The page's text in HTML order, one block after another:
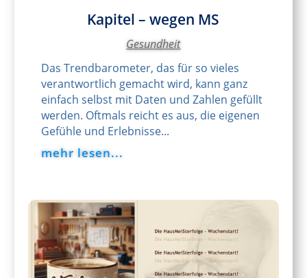
Kapitel – wegen MS
Gesundheit
Das Trendbarometer, das für so vieles
verantwortlich gemacht wird, kann ganz
einfach selbst mit Daten und Zahlen gefüllt
werden. Oftmals reicht es aus, die eigenen
Gefühle und Erlebnisse...
mehr lesen...